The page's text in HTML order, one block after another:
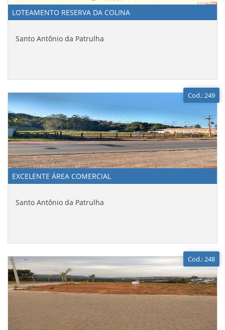
LOTEAMENTO RESERVA DA COLINA
Santo Antônio da Patrulha
Cod.: 249
EXCELENTE ÁREA COMERCIAL
Santo Antônio da Patrulha
Cod.: 248